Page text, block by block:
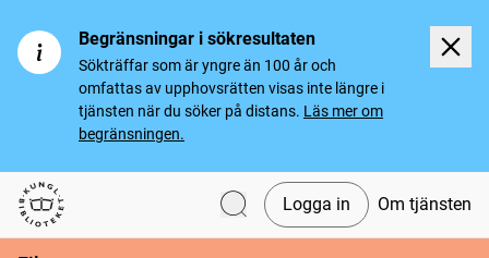
Begränsningar i sökresultaten
Sökträffar som är yngre än 100 år och
omfattas av upphovsrätten visas inte längre i
tjänsten när du söker på distans. Läs mer om
begränsningen.
Svenska tidningar
Logga in Om tjänsten